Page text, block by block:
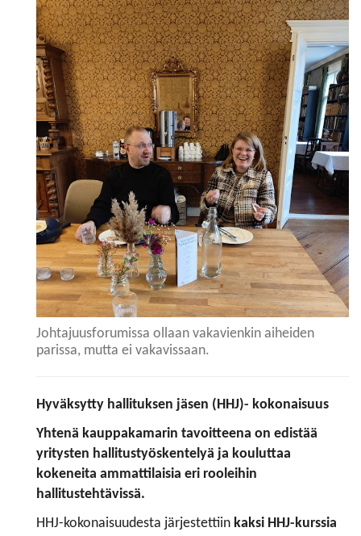
Johtajuusforumissa ollaan vakavienkin aiheiden
parissa, mutta ei vakavissaan.
Hyväksytty hallituksen jäsen (HHJ)- kokonaisuus
Yhtenä kauppakamarin tavoitteena on edistää
yritysten hallitustyöskentelyä ja kouluttaa
kokeneita ammattilaisia eri rooleihin
hallitustehtävissä.
HHJ-kokonaisuudesta järjestettiin kaksi HHJ-kurssia